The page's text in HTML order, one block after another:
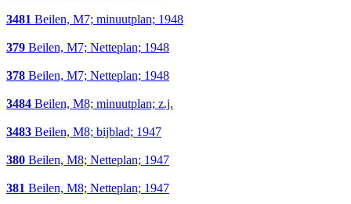
3481 Beilen, M7; minuutplan; 1948
379 Beilen, M7; Netteplan; 1948
378 Beilen, M7; Netteplan; 1948
3484 Beilen, M8; minuutplan; z.j.
3483 Beilen, M8; bijblad; 1947
380 Beilen, M8; Netteplan; 1947
381 Beilen, M8; Netteplan; 1947